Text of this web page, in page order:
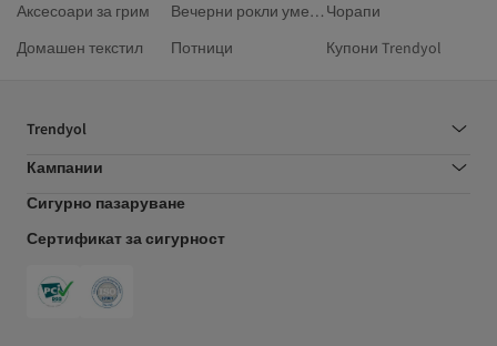
Аксесоари за грим
Вечерни рокли умерен стил Чорапи
Домашен текстил
Потници Купони Trendyol
Trendyol
Кампании
Сигурно пазаруване
Сертификат за сигурност